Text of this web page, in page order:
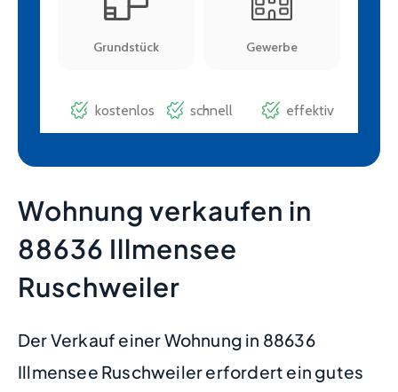
Wohnung verkaufen in
88636 Illmensee
Ruschweiler
Der Verkauf einer Wohnung in 88636
Illmensee Ruschweiler erfordert ein gutes